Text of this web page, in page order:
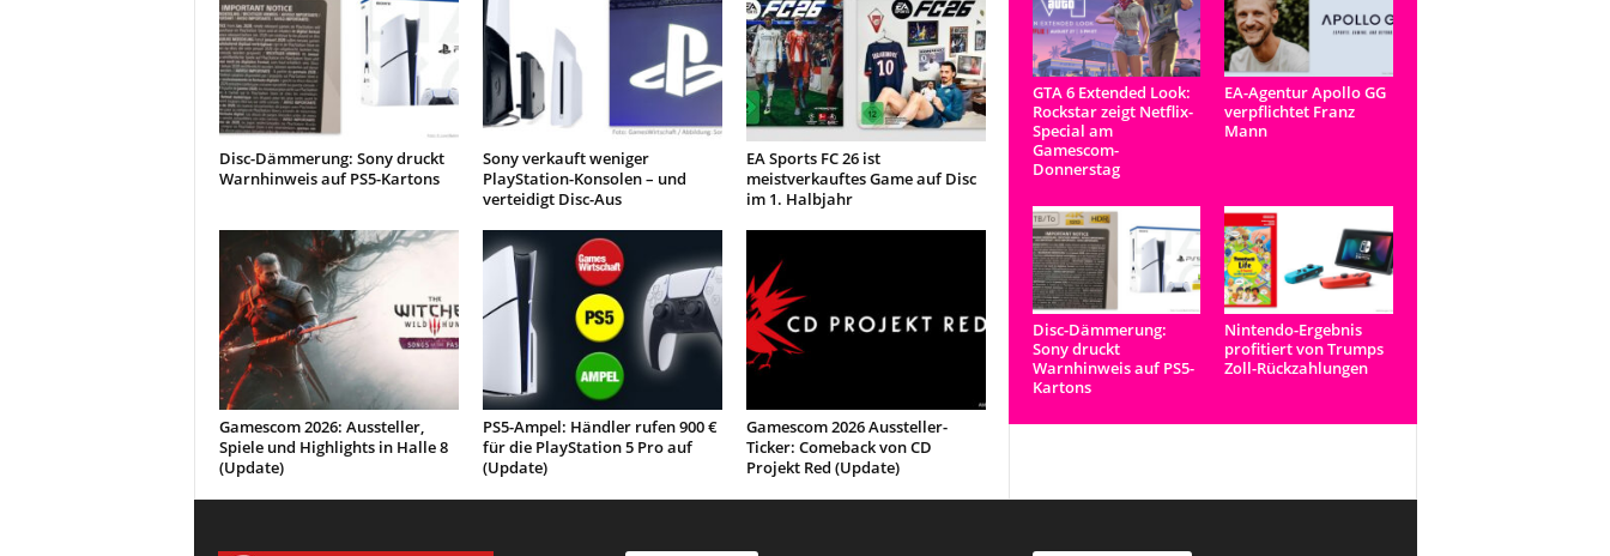
Disc-Dämmerung: Sony druckt
Warnhinweis auf PS5-Kartons
Sony verkauft weniger
PlayStation-Konsolen – und
verteidigt Disc-Aus
EA Sports FC 26 ist
meistverkauftes Game auf Disc
im 1. Halbjahr
Gamescom 2026: Aussteller,
Spiele und Highlights in Halle 8
(Update)
PS5-Ampel: Händler rufen 900 €
für die PlayStation 5 Pro auf
(Update)
Gamescom 2026 Aussteller-
Ticker: Comeback von CD
Projekt Red (Update)
GTA 6 Extended Look:
Rockstar zeigt Netflix-
Special am
Gamescom-
Donnerstag
EA-Agentur Apollo GG
verpflichtet Franz
Mann
Disc-Dämmerung:
Sony druckt
Warnhinweis auf PS5-
Kartons
Nintendo-Ergebnis
profitiert von Trumps
Zoll-Rückzahlungen